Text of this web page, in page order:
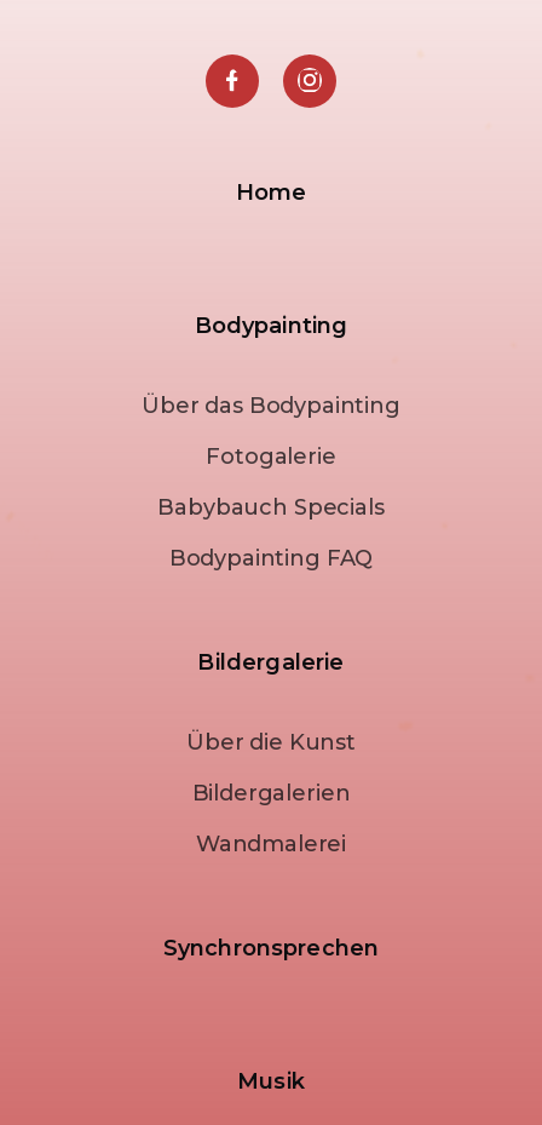
Home
Bodypainting
Über das Bodypainting
Fotogalerie
Babybauch Specials
Bodypainting FAQ
Bildergalerie
Über die Kunst
Bildergalerien
Wandmalerei
Synchronsprechen
Musik